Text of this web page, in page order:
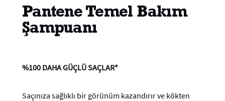
Pantene Temel Bakım
Şampuanı
%100 DAHA GÜÇLÜ SAÇLAR*
Saçınıza sağlıklı bir görünüm kazandırır ve kökten